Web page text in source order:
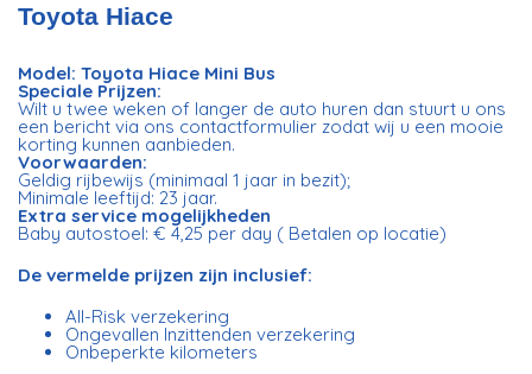
Toyota Hiace
Model: Toyota Hiace Mini Bus
Speciale Prijzen:
Wilt u twee weken of langer de auto huren dan stuurt u ons
een bericht via ons contactformulier zodat wij u een mooie
korting kunnen aanbieden.
Voorwaarden:
Geldig rijbewijs (minimaal 1 jaar in bezit);
Minimale leeftijd: 23 jaar.
Extra service mogelijkheden
Baby autostoel: € 4,25 per day ( Betalen op locatie)
De vermelde prijzen zijn inclusief:
All-Risk verzekering
Ongevallen Inzittenden verzekering
Onbeperkte kilometers